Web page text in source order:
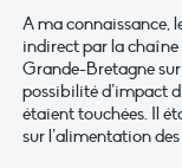
A ma connaissance,
indirect par la
Grande-Bretagne
possibilité d’impact
étaient touchées. Il
sur l’alimentation